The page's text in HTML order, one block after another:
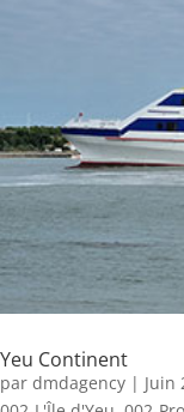
Yeu Continent
par dmdagency | Juin